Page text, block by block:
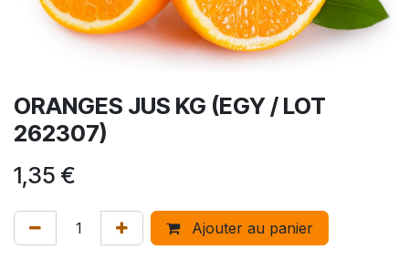
ORANGES JUS KG (EGY / LOT
262307)
1,35 €
Ajouter au panier